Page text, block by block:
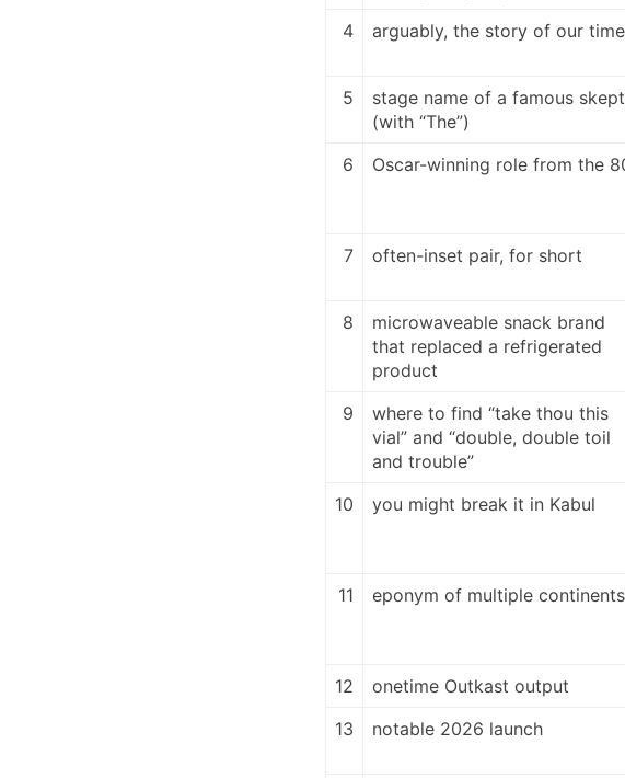
4
arguably, the story of our time
5
stage name of a famous
(with “The”)
6
Oscar-winning role from the
7
often-inset pair, for short
8
microwaveable snack brand
that replaced a refrigerated
product
9
where to find “take thou this
vial” and “double, double toil
and trouble”
10 you might break it in Kabul
11
eponym of multiple continents
12
onetime Outkast output
13
notable 2026 launch